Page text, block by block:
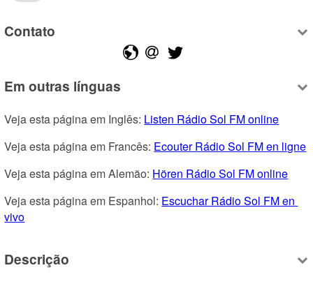
Contato
Em outras línguas
Veja esta página em Inglês: Listen Rádio Sol FM online
Veja esta página em Francês: Ecouter Rádio Sol FM en ligne
Veja esta página em Alemão: Hören Rádio Sol FM online
Veja esta página em Espanhol: Escuchar Rádio Sol FM en
vivo
Descrição